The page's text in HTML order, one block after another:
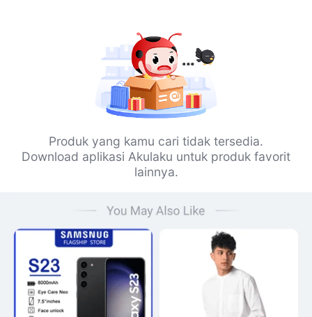
Produk yang kamu cari tidak tersedia.
Download aplikasi Akulaku untuk produk favorit
lainnya.